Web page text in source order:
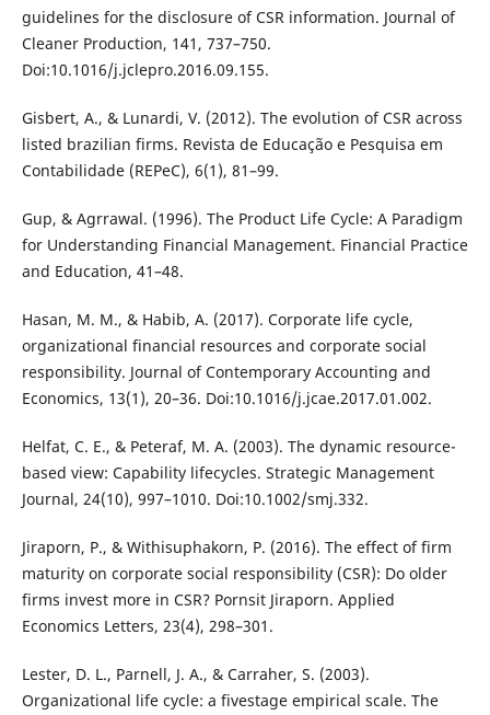
guidelines for the disclosure of CSR information. Journal of
Cleaner Production, 141, 737–750.
Doi:10.1016/j.jclepro.2016.09.155.
Gisbert, A., & Lunardi, V. (2012). The evolution of CSR across
listed brazilian firms. Revista de Educação e Pesquisa em
Contabilidade (REPeC), 6(1), 81–99.
Gup, & Agrrawal. (1996). The Product Life Cycle: A Paradigm
for Understanding Financial Management. Financial Practice
and Education, 41–48.
Hasan, M. M., & Habib, A. (2017). Corporate life cycle,
organizational financial resources and corporate social
responsibility. Journal of Contemporary Accounting and
Economics, 13(1), 20–36. Doi:10.1016/j.jcae.2017.01.002.
Helfat, C. E., & Peteraf, M. A. (2003). The dynamic resource-
based view: Capability lifecycles. Strategic Management
Journal, 24(10), 997–1010. Doi:10.1002/smj.332.
Jiraporn, P., & Withisuphakorn, P. (2016). The effect of firm
maturity on corporate social responsibility (CSR): Do older
firms invest more in CSR? Pornsit Jiraporn. Applied
Economics Letters, 23(4), 298–301.
Lester, D. L., Parnell, J. A., & Carraher, S. (2003).
Organizational life cycle: a fivestage empirical scale. The